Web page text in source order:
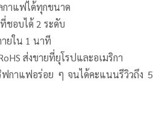
าแฟได้ทุกขนาด
อบได้ 2 ระดับ
ยใน 1 นาที
ส่งขายที่ยุโรปและอเมริกา
กาแฟอร่อย ๆ จนได้คะแนนรีวิวถึง 5